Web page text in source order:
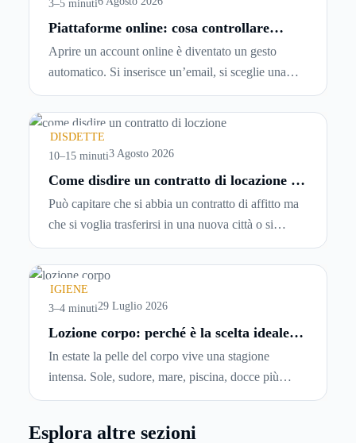
3–5 minuti
Piattaforme online: cosa controllare
prima di iscriversi e usare servizi in
tempo reale
Aprire un account online è diventato un gesto
automatico. Si inserisce un’email, si sceglie una
password, si accetta una serie di condizioni senza
leggerle davvero. Tutto avviene in pochi minuti,
spesso senza che ci si fermi a capire dove si sta
entrando.
DISDETTE
10–15 minuti3 Agosto 2026
Come disdire un contratto di locazione in
modo corretto ed efficace
Può capitare che si abbia un contratto di affitto ma
che si voglia trasferirsi in una nuova città o si
abbiano problemi a pagare il canone, per cui si
comincia a cercare un’altra abitazione: è legittimo
chiedersi se è possibile
locazioneprima che scada. In questa guida
capiremo come inviare la disdetta per un contratto
IGIENE
3–4 minuti29 Luglio 2026
Lozione corpo: perché è la scelta ideale
In estate la pelle del corpo vive una stagione
intensa. Sole, sudore, mare, piscina, docce più
frequenti e aria condizionata possono renderla
meno confortevole. Eppure, proprio nei mesi caldi,
Esplora altre sezioni